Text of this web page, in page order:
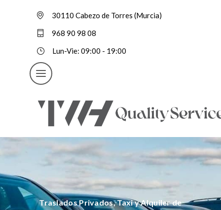
30110 Cabezo de Torres (Murcia)
968 90 98 08
Lun-Vie: 09:00 - 19:00
Traslados Privados, Taxi y Alquiler de